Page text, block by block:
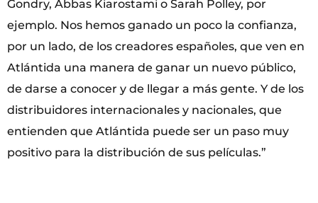
Gondry, Abbas Kiarostami o Sarah Polley, por
ejemplo. Nos hemos ganado un poco la confianza,
por un lado, de los creadores españoles, que ven en
Atlántida una manera de ganar un nuevo público,
de darse a conocer y de llegar a más gente. Y de los
distribuidores internacionales y nacionales, que
entienden que Atlántida puede ser un paso muy
positivo para la distribución de sus películas.”